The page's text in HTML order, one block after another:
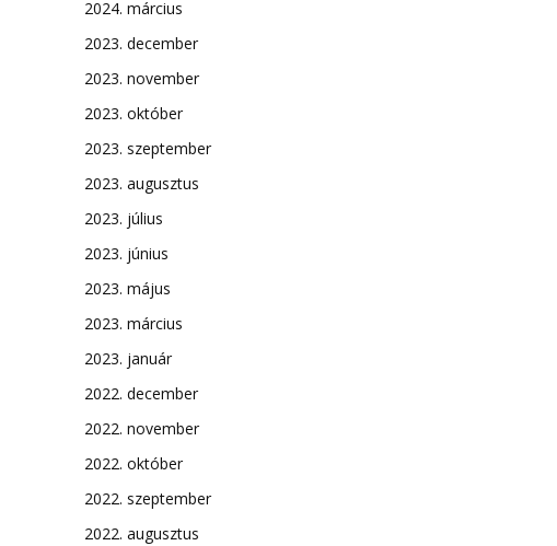
2024. március
2023. december
2023. november
2023. október
2023. szeptember
2023. augusztus
2023. július
2023. június
2023. május
2023. március
2023. január
2022. december
2022. november
2022. október
2022. szeptember
2022. augusztus